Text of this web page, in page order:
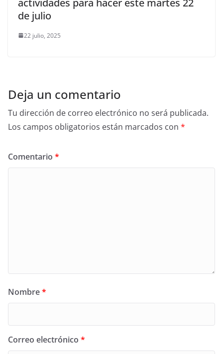
actividades para hacer este martes 22
de julio
22 julio, 2025
Deja un comentario
Tu dirección de correo electrónico no será publicada.
Los campos obligatorios están marcados con *
Comentario *
Nombre*
Correo electrónico *